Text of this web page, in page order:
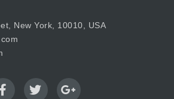
New York, 10010, USA